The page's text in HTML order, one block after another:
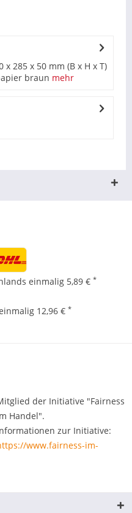
285 x 50 mm (B x H x T)
braun mehr
einmalig 5,89 € *
12,96 € *
der Initiative "Fairness
Handel".
zur Initiative:
www.fairness-im-